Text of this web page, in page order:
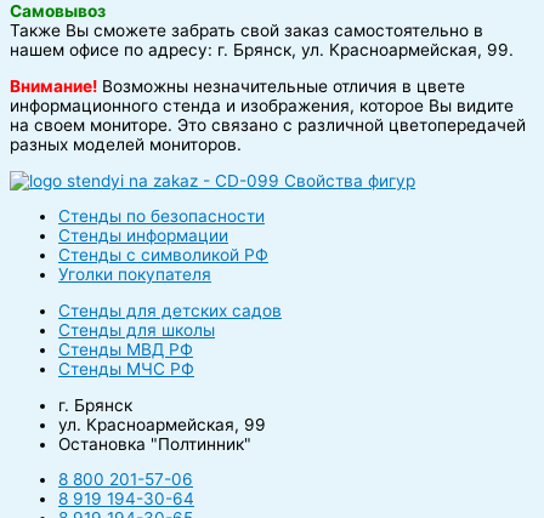
Самовывоз
Также Вы сможете забрать свой заказ самостоятельно в
нашем офисе по адресу: г. Брянск, ул. Красноармейская, 99.
Внимание! Возможны незначительные отличия в цвете
информационного стенда и изображения, которое Вы видите
на своем мониторе. Это связано с различной цветопередачей
разных моделей мониторов.
Стенды по безопасности
Стенды информации
Стенды с символикой РФ
Уголки покупателя
Стенды для детских садов
Стенды для школы
Стенды МВД РФ
Стенды МЧС РФ
г. Брянск
ул. Красноармейская, 99
Остановка "Полтинник"
8 800 201-57-06
8 919 194-30-64